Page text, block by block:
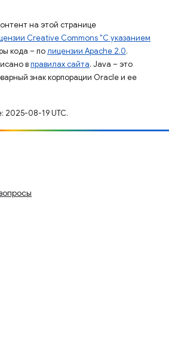
на этой странице
Creative Commons "С указанием
кода – полицензии Apache 2.0.
вправилах сайта. Java – это
знак корпорации Oracle и ее
2025-08-19 UTC.